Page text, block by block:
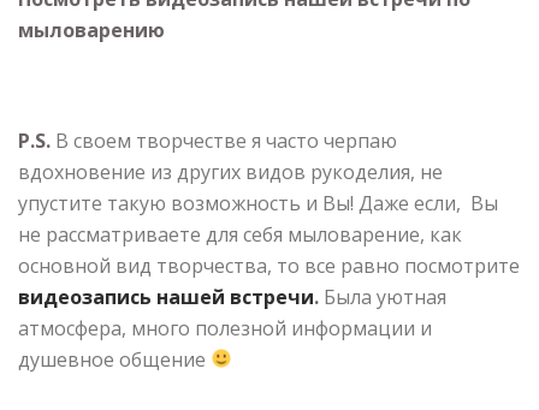
мыловарению
P.S. В своем творчестве я часто черпаю
вдохновение из других видов рукоделия, не
упустите такую возможность и Вы! Даже если, Вы
не рассматриваете для себя мыловарение, как
основной вид творчества, то все равно посмотрите
видеозапись нашей встречи. Была уютная
атмосфера, много полезной информации и
душевное общение